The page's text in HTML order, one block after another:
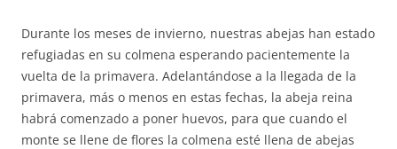
Durante los meses de invierno, nuestras abejas han estado
refugiadas en su colmena esperando pacientemente la
vuelta de la primavera. Adelantándose a la llegada de la
primavera, más o menos en estas fechas, la abeja reina
habrá comenzado a poner huevos, para que cuando el
monte se llene de flores la colmena esté llena de abejas